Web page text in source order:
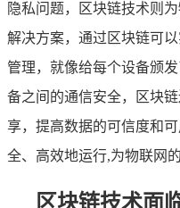
隐私问题，区块链技术则
解决方案，通过区块链可
管理，就像给每个设备颁
备之间的通信安全，区块
享，提高数据的可信度和
全、高效地运行,为物联网
区块链技术面